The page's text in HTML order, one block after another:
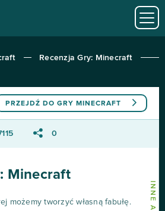
Recenzja Gry: Minecraft
PRZEJDŹ DO GRY MINECRAFT
0
Minecraft
możemy tworzyć własną fabułę.